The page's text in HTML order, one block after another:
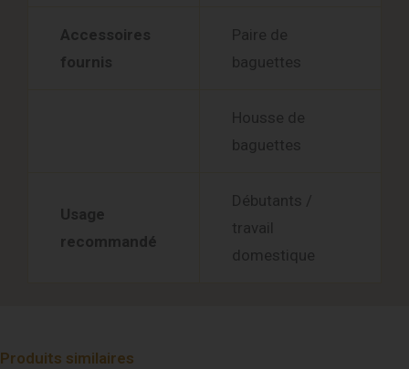
Accessoires
fournis
Paire de
baguettes
Housse de
baguettes
Usage
recommandé
Débutants /
travail
domestique
Produits similaires